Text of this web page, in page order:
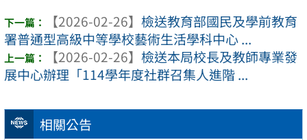
相關公告
【2026-02-26】 檢送教育部國民及學前教育
署普通型高級中等學校藝術生活學科中心 ...
【2026-02-26】 檢送本局校長及教師專業發
展中心辦理「114學年度社群召集人進階 ...